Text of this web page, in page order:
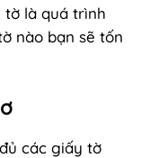
tờ là quá trình
nào bạn sẽ tốn
các giấy tờ